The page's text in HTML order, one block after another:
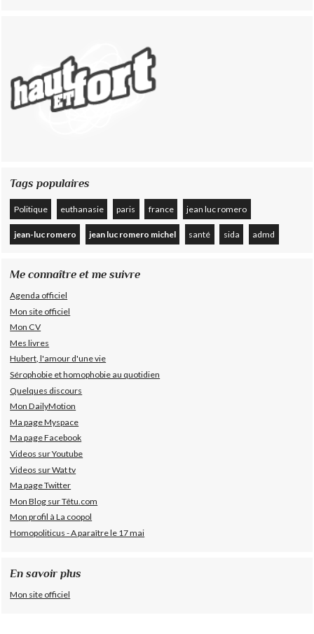
Tags populaires
Politique euthanasie paris france jean luc romero
jean-luc romero jean luc romero michel santé sida admd
Me connaître et me suivre
Agenda officiel
Mon site officiel
Mon CV
Mes livres
Hubert, l'amour d'une vie
Sérophobie et homophobie au quotidien
Quelques discours
Mon DailyMotion
Ma page Myspace
Ma page Facebook
Videos sur Youtube
Videos sur Wat tv
Ma page Twitter
Mon Blog sur Têtu.com
Mon profil à La coopol
Homopoliticus - A paraître le 17 mai
En savoir plus
Mon site officiel